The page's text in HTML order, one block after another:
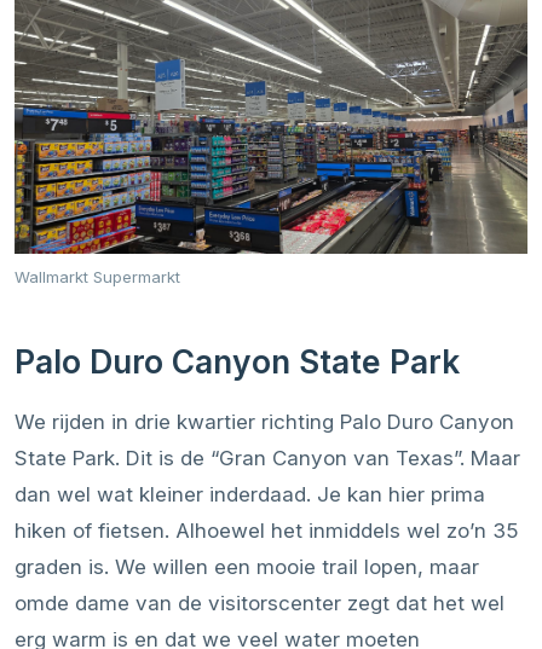
Wallmarkt Supermarkt
Palo Duro Canyon State Park
We rijden in drie kwartier richting Palo Duro Canyon
State Park. Dit is de “Gran Canyon van Texas”. Maar
dan wel wat kleiner inderdaad. Je kan hier prima
hiken of fietsen. Alhoewel het inmiddels wel zo’n 35
graden is. We willen een mooie trail lopen, maar
omde dame van de visitorscenter zegt dat het wel
erg warm is en dat we veel water moeten